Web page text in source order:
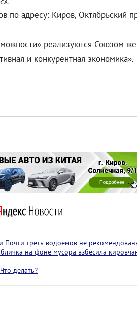
по адресу: Киров, Октябрьский
реализуются Союзом
и конкурентная экономика».
Почти треть водоёмов не
на фоне мусора взбесила
Что делать?